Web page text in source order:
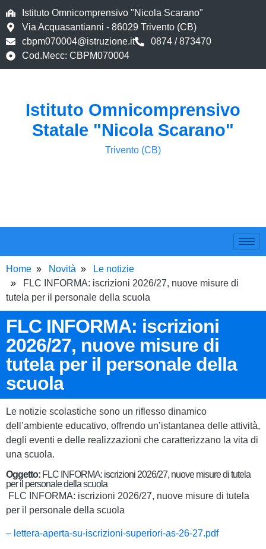
Istituto Omnicomprensivo "Nicola Scarano"
Via Acquasantianni - 86029 Trivento (CB)
cbpm070004@istruzione.it
0874 / 873470
Cod.Mecc: CBPM070004
Istituto Omnicomprensivo
Statale "Nicola Scarano"
Trivento (CB)
Home Novità
Le notizie
FLC INFORMA: iscrizioni 2026/27, nuove misure di
tutela per il personale della scuola
FLC INFORMA: iscrizioni
2026/27, nuove misure di
tutela per il personale della
scuola
Le notizie scolastiche sono un riflesso dinamico
dell’ambiente educativo, offrendo un’istantanea delle attività,
degli eventi e delle realizzazioni che caratterizzano la vita di
una scuola.
Oggetto: FLC INFORMA: iscrizioni 2026/27, nuove misure di tutela
per il personale della scuola
FLC INFORMA: iscrizioni 2026/27, nuove misure di tutela
per il personale della scuola
– lettera-aperta-su-iscrizioni-superiori-as-26-27.pdf